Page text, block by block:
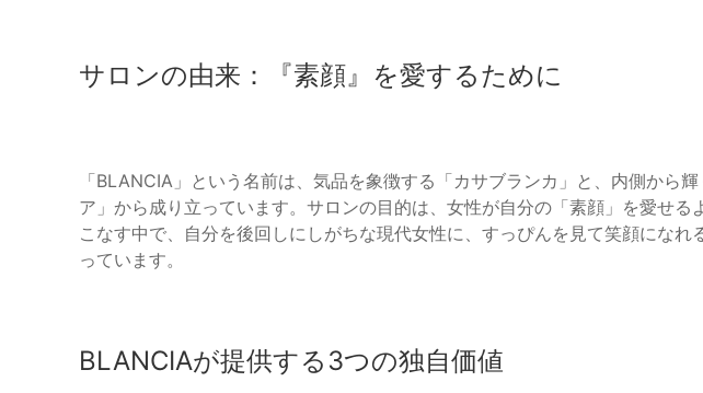
サロンの由来：『素顔』を愛するために
「BLANCIA」という名前は、気品を象徴する「カサブランカ」と、内側から
ア」から成り立っています。サロンの目的は、女性が自分の「素顔」を愛せる
こなす中で、自分を後回しにしがちな現代女性に、すっぴんを見て笑顔になれ
っています。
BLANCIAが提供する3つの独自価値